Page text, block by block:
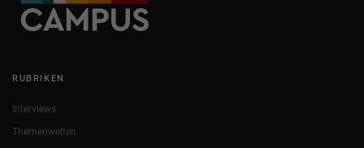
RUBRIKEN
Interviews
Themenwelten